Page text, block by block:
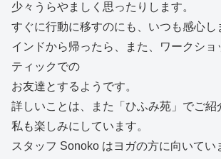
少々うらやましく思ったりします。
すぐに行動に移すのにも、いつも感心し
インドから帰ったら、また、ワークショ
ティックでの
お友達とするようです。
詳しいことは、また「ひふみ苑」でご紹
私も楽しみにしています。
スタッフ Sonoko はヨガの方に向いてい